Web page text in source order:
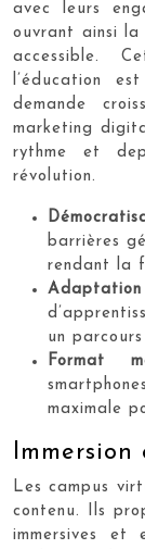
avec leurs
ouvrant ainsi
accessible.
l’éducation
demande
marketing
rythme et
révolution.
barrières
rendant la
un
Format
maximale
Immersion
Les campus
contenu. Ils
immersives et